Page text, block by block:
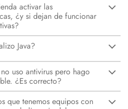
activar las
¿y si dejan de funcionar
Java?
uso antivirus pero hago
¿Es correcto?
que tenemos equipos con